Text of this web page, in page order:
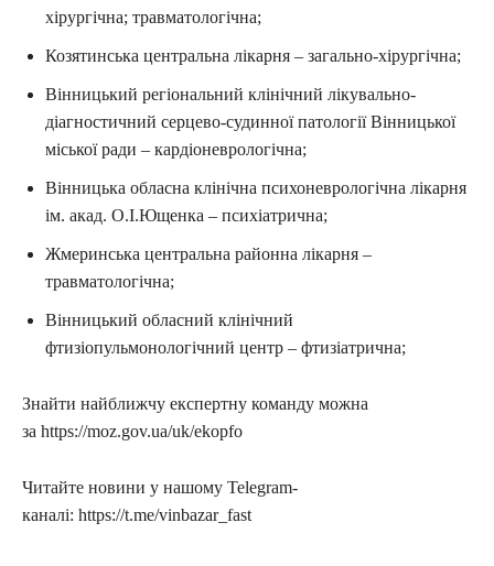
хірургічна; травматологічна;
Козятинська центральна лікарня – загально-хірургічна;
Вінницький регіональний клінічний лікувально-
діагностичний серцево-судинної патології Вінницької
міської ради – кардіоневрологічна;
Вінницька обласна клінічна психоневрологічна лікарня
ім. акад. О.І.Ющенка – психіатрична;
Жмеринська центральна районна лікарня –
травматологічна;
Вінницький обласний клінічний
фтизіопульмонологічний центр – фтизіатрична;
Знайти найближчу експертну команду можна
за https://moz.gov.ua/uk/ekopfo
Читайте новини у нашому Telegram-
каналі: https://t.me/vinbazar_fast